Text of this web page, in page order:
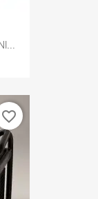
favorite_border